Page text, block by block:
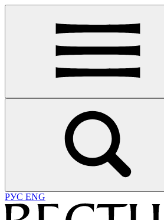
РУС ENG